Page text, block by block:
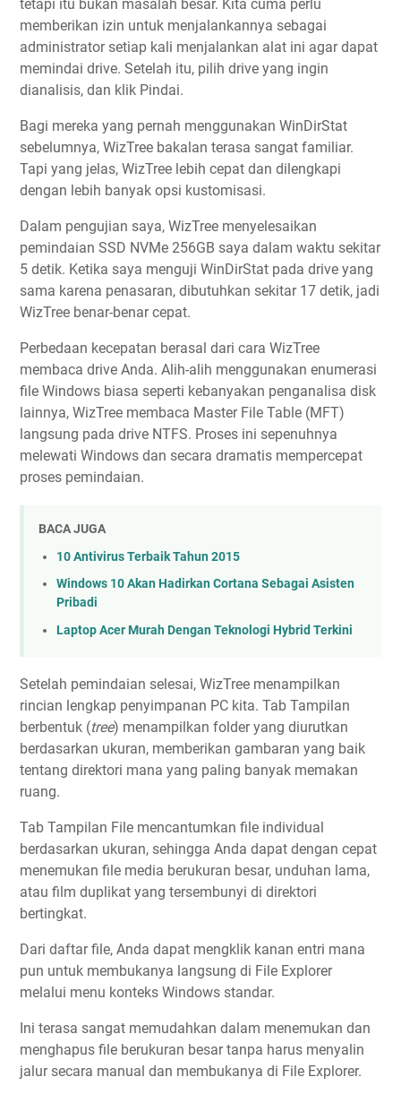
tetapi itu bukan masalah besar. Kita cuma perlu
memberikan izin untuk menjalankannya sebagai
administrator setiap kali menjalankan alat ini agar dapat
memindai drive. Setelah itu, pilih drive yang ingin
dianalisis, dan klik Pindai.
Bagi mereka yang pernah menggunakan WinDirStat
sebelumnya, WizTree bakalan terasa sangat familiar.
Tapi yang jelas, WizTree lebih cepat dan dilengkapi
dengan lebih banyak opsi kustomisasi.
Dalam pengujian saya, WizTree menyelesaikan
pemindaian SSD NVMe 256GB saya dalam waktu sekitar
5 detik. Ketika saya menguji WinDirStat pada drive yang
sama karena penasaran, dibutuhkan sekitar 17 detik, jadi
WizTree benar-benar cepat.
Perbedaan kecepatan berasal dari cara WizTree
membaca drive Anda. Alih-alih menggunakan enumerasi
file Windows biasa seperti kebanyakan penganalisa disk
lainnya, WizTree membaca Master File Table (MFT)
langsung pada drive NTFS. Proses ini sepenuhnya
melewati Windows dan secara dramatis mempercepat
proses pemindaian.
BACA JUGA
10 Antivirus Terbaik Tahun 2015
Windows 10 Akan Hadirkan Cortana Sebagai Asisten
Pribadi
Laptop Acer Murah Dengan Teknologi Hybrid Terkini
Setelah pemindaian selesai, WizTree menampilkan
rincian lengkap penyimpanan PC kita. Tab Tampilan
berbentuk (tree) menampilkan folder yang diurutkan
berdasarkan ukuran, memberikan gambaran yang baik
tentang direktori mana yang paling banyak memakan
ruang.
Tab Tampilan File mencantumkan file individual
berdasarkan ukuran, sehingga Anda dapat dengan cepat
menemukan file media berukuran besar, unduhan lama,
atau film duplikat yang tersembunyi di direktori
bertingkat.
Dari daftar file, Anda dapat mengklik kanan entri mana
pun untuk membukanya langsung di File Explorer
melalui menu konteks Windows standar.
Ini terasa sangat memudahkan dalam menemukan dan
menghapus file berukuran besar tanpa harus menyalin
jalur secara manual dan membukanya di File Explorer.